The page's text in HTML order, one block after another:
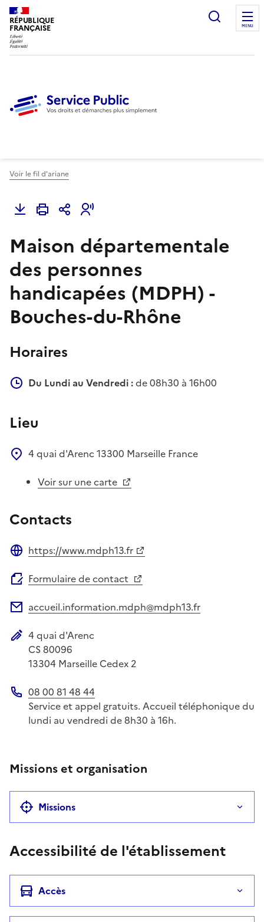
RÉPUBLIQUE
FRANÇAISE
Ouvrir
MENU
Voir le fil d'ariane
Maison départementale
des personnes
handicapées (MDPH) -
Bouches-du-Rhône
Horaires
Du Lundi au Vendredi :de 08h30 à 16h00
Lieu
4 quai d'Arenc13300 Marseille France
Voir sur une carte
Contacts
https://www.mdph13.fr
Formulaire de contact
accueil.information.mdph@mdph13.fr
Adresse postale
4 quai d'Arenc
CS 80096
13304 Marseille Cedex 2
Téléphone
08 00 81 48 44
Service et appel gratuits. Accueil téléphonique du
lundi au vendredi de 8h30 à 16h.
Missions et organisation
Missions
Accessibilité de l'établissement
Accès